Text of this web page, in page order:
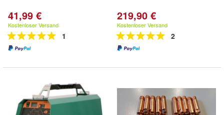
41,99 €
Kostenloser Versand
1
219,90 €
Kostenloser Versand
2